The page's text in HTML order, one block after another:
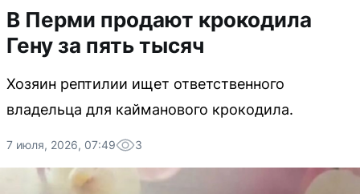
В Перми продают крокодила
Гену за пять тысяч
Хозяин рептилии ищет ответственного
владельца для кайманового крокодила.
7 июля, 2026, 07:49 3